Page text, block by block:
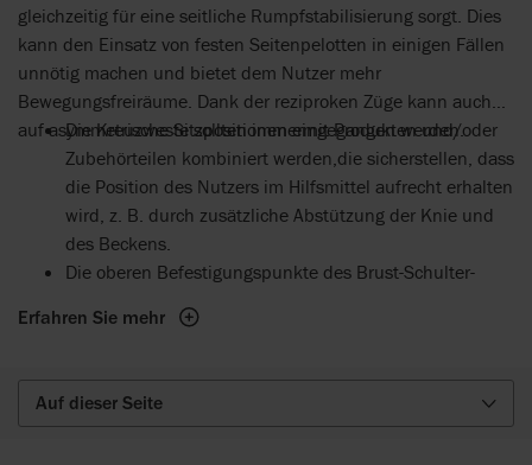
gleichzeitig für eine seitliche Rumpfstabilisierung sorgt. Dies
kann den Einsatz von festen Seitenpelotten in einigen Fällen
unnötig machen und bietet dem Nutzer mehr
Bewegungsfreiräume. Dank der reziproken Züge kann auch
auf asymmetrische Sitzpositionen eingegangen werden.
Die Kreuzweste sollten immermit Produkten und/oder
Zubehörteilen kombiniert werden,die sicherstellen, dass
die Position des Nutzers im Hilfsmittel aufrecht erhalten
wird, z. B. durch zusätzliche Abstützung der Knie und
des Beckens.
Die oberen Befestigungspunkte des Brust-Schulter-
Schultern liegen, um zu vermeiden, dass die Gurte die
Achten Sie stets auf einen ausreichenden Abstand
zwischen den Gurten und dem Hals des Anwenders, um
Erfahren Sie mehr
Auf dieser Seite